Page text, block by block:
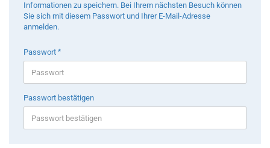
Informationen zu speichern. Bei Ihrem nächsten Besuch können
Sie sich mit diesem Passwort und Ihrer E-Mail-Adresse
anmelden.
Passwort
Passwort bestätigen